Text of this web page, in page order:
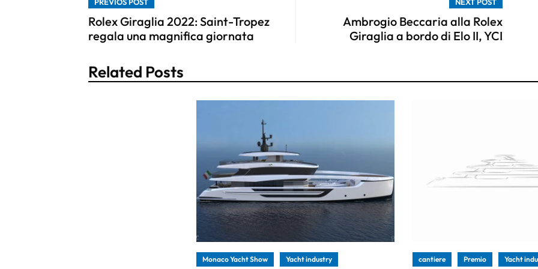
PREVIOS POST
Rolex Giraglia 2022: Saint-Tropez
regala una magnifica giornata
NEXT POST
Ambrogio Beccaria alla Rolex
Giraglia a bordo di Elo II, YCI
Related Posts
Monaco Yacht Show Yacht industry cantiere Premio Yacht